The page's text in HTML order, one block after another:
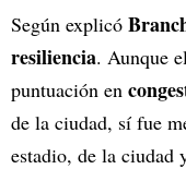
Según explicó
resiliencia. Aunque
puntuación en
de la ciudad, sí fue
estadio, de la ciudad